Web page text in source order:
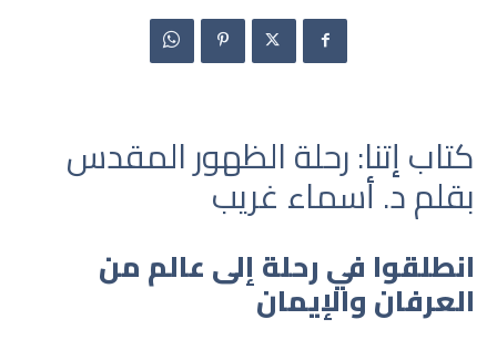
كتاب إتنا: رحلة الظهور المقدس
بقلم د. أسماء غريب
انطلقوا في رحلة إلى عالم من
العرفان والإيمان